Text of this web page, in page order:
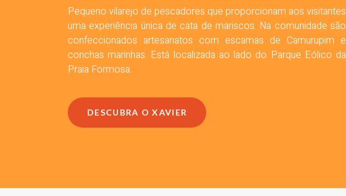
Pequeno vilarejo de pescadores que proporcionam aos visitantes
uma experiência única de cata de mariscos. Na comunidade são
confeccionados artesanatos com escamas de Camurupim e
conchas marinhas. Está localizada ao lado do Parque Eólico da
Praia Formosa.
DESCUBRA O XAVIER